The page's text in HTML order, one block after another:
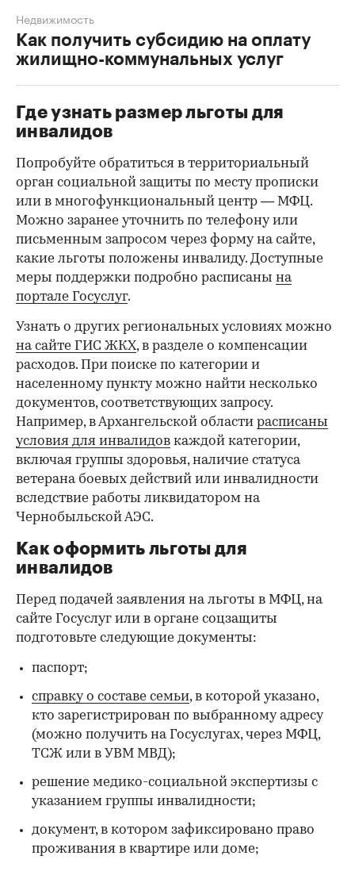
Как получить субсидию на оплату
жилищно-коммунальных услуг
Недвижимость
Где узнать размер льготы для
инвалидов
Попробуйте обратиться в территориальный
орган социальной защиты по месту прописки
или в многофункциональный центр — МФЦ.
Можно заранее уточнить по телефону или
письменным запросом через форму на сайте,
какие льготы положены инвалиду. Доступные
меры поддержки подробно расписаны на
портале Госуслуг.
Узнать о других региональных условиях можно
на сайте ГИС ЖКХ, в разделе о компенсации
расходов. При поиске по категории и
населенному пункту можно найти несколько
документов, соответствующих запросу.
Например, в Архангельской области расписаны
условия для инвалидов каждой категории,
включая группы здоровья, наличие статуса
ветерана боевых действий или инвалидности
вследствие работы ликвидатором на
Чернобыльской АЭС.
Как оформить льготы для
инвалидов
Перед подачей заявления на льготы в МФЦ, на
сайте Госуслуг или в органе соцзащиты
подготовьте следующие документы:
паспорт;
справку о составе семьи, в которой указано,
кто зарегистрирован по выбранному адресу
(можно получить на Госуслугах, через МФЦ,
ТСЖ или в УВМ МВД);
решение медико-социальной экспертизы с
указанием группы инвалидности;
документ, в котором зафиксировано право
проживания в квартире или доме;